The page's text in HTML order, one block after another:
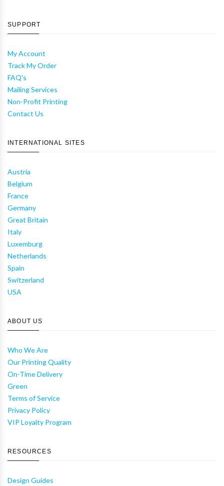
SUPPORT
My Account
Track My Order
FAQ's
Mailing Services
Non-Profit Printing
Contact Us
INTERNATIONAL SITES
Austria
Belgium
France
Germany
Great Britain
Italy
Luxemburg
Netherlands
Spain
Switzerland
USA
ABOUT US
Who We Are
Our Printing Quality
On-Time Delivery
Green
Terms of Service
Privacy Policy
VIP Loyalty Program
RESOURCES
Design Guides